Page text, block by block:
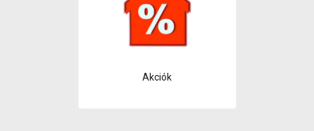
Akciók